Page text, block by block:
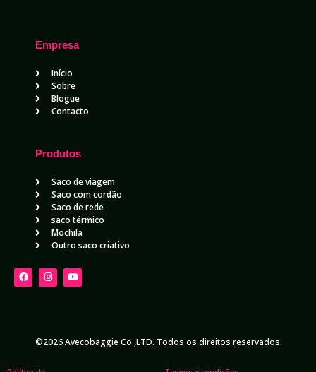
Empresa
Início
Sobre
Blogue
Contacto
Produtos
Saco de viagem
Saco com cordão
Saco de rede
saco térmico
Mochila
Outro saco criativo
©2026 Avecobaggie Co.,LTD. Todos os direitos reservados.